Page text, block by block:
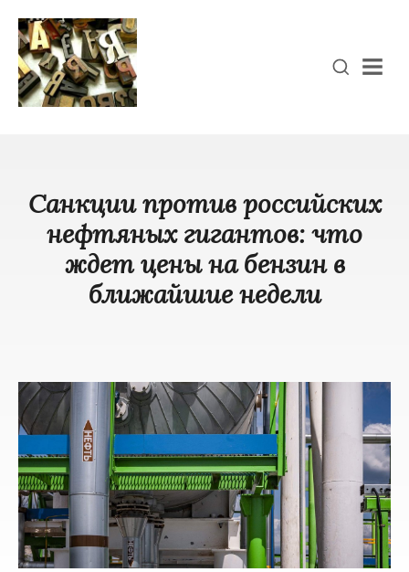
Санкции против российских
нефтяных гигантов: что
ждет цены на бензин в
ближайшие недели